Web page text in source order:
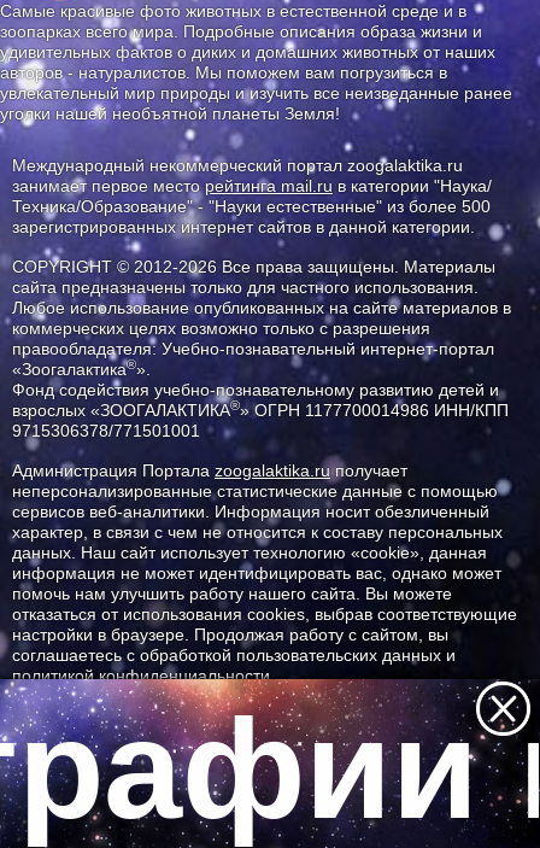
Самые красивые фото животных в естественной среде и в
зоопарках всего мира. Подробные описания образа жизни и
удивительных фактов о диких и домашних животных от наших
авторов - натуралистов. Мы поможем вам погрузиться в
увлекательный мир природы и изучить все неизведанные ранее
уголки нашей необъятной планеты Земля!
Международный некоммерческий портал zoogalaktika.ru
занимает первое месторейтинга mail.ru в категории "Наука/
Техника/Образование" - "Науки естественные" из более 500
зарегистрированных интернет сайтов в данной категории.
COPYRIGHT © 2012-2026 Все права защищены. Материалы
сайта предназначены только для частного использования.
Любое использование опубликованных на сайте материалов в
коммерческих целях возможно только с разрешения
правообладателя: Учебно-познавательный интернет-портал
«Зоогалактика®».
Фонд содействия учебно-познавательному развитию детей и
взрослых «ЗООГАЛАКТИКА®» ОГРН 1177700014986 ИНН/КПП
9715306378/771501001
Администрация Портала zoogalaktika.ruполучает
неперсонализированные статистические данные с помощью
сервисов веб-аналитики. Информация носит обезличенный
характер, в связи с чем не относится к составу персональных
данных. Наш сайт использует технологию «cookie», данная
информация не может идентифицировать вас, однако может
помочь нам улучшить работу нашего сайта. Вы можете
отказаться от использования cookies, выбрав соответствующие
настройки в браузере. Продолжая работу с сайтом, вы
соглашаетесь с обработкой пользовательских данных и
политикой конфиденциальности.
ID ресурса: 2238
Все самое интересное